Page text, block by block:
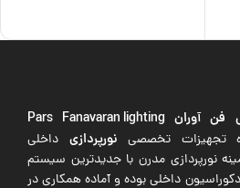
فن آوران Pars Fanavaran lighting
تجهیزات تخصصی نورپردازی داخلی
نورپردازی مدرن با جدیدترین سیستم
داخلی بوده و آماده همکاری در